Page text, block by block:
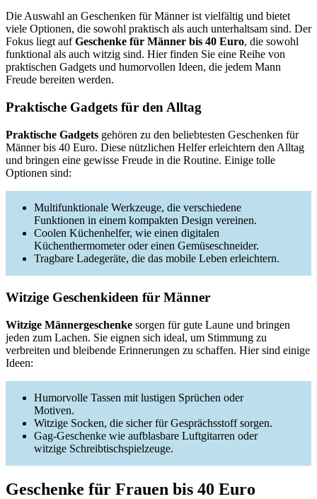
Die Auswahl an Geschenken für Männer ist vielfältig und bietet
viele Optionen, die sowohl praktisch als auch unterhaltsam sind. Der
Fokus liegt aufGeschenke für Männer bis 40 Euro, die sowohl
funktional als auch witzig sind. Hier finden Sie eine Reihe von
praktischen Gadgets und humorvollen Ideen, die jedem Mann
Freude bereiten werden.
Praktische Gadgets für den Alltag
Praktische Gadgets gehören zu den beliebtesten Geschenken für
Männer bis 40 Euro. Diese nützlichen Helfer erleichtern den Alltag
und bringen eine gewisse Freude in die Routine. Einige tolle
Optionen sind:
Multifunktionale Werkzeuge, die verschiedene
Funktionen in einem kompakten Design vereinen.
Coolen Küchenhelfer, wie einen digitalen
Küchenthermometer oder einen Gemüseschneider.
Tragbare Ladegeräte, die das mobile Leben erleichtern.
Witzige Geschenkideen für Männer
Witzige Männergeschenke sorgen für gute Laune und bringen
jeden zum Lachen. Sie eignen sich ideal, um Stimmung zu
verbreiten und bleibende Erinnerungen zu schaffen. Hier sind einige
Ideen:
Humorvolle Tassen mit lustigen Sprüchen oder
Motiven.
Witzige Socken, die sicher für Gesprächsstoff sorgen.
Gag-Geschenke wie aufblasbare Luftgitarren oder
witzige Schreibtischspielzeuge.
Geschenke für Frauen bis 40 Euro